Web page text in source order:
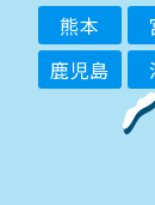
熊本
鹿児島